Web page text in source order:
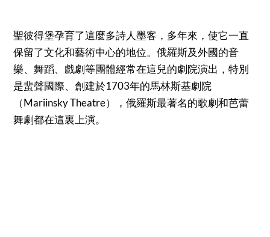
聖彼得堡孕育了這麼多詩人墨客，多年來，使它一直
保留了文化和藝術中心的地位。俄羅斯及外國的音
樂、舞蹈、戲劇等團體經常在這兒的劇院演出，特別
是蜚聲國際、創建於1703年的馬林斯基劇院
（Mariinsky Theatre），俄羅斯最著名的歌劇和芭蕾
舞劇都在這裏上演。